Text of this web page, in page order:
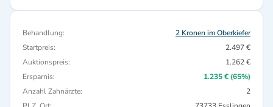
Behandlung:
2 Kronen im Oberkiefer
Startpreis:
2.497 €
Auktionspreis:
1.262 €
Ersparnis:
1.235 € (65%)
Anzahl Zahnärzte:
2